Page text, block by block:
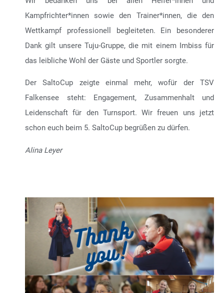
Unterstützer!!
Wir bedanken uns bei allen Helfer*innen und
Kampfrichter*innen sowie den Trainer*innen, die den
Wettkampf professionell begleiteten. Ein besonderer
das leibliche Wohl der Gäste und Sportler sorgte.
Der SaltoCup zeigte einmal mehr, wofür der TSV
Falkensee steht: Engagement, Zusammenhalt und
schon euch beim 5. SaltoCup begrüßen zu dürfen.